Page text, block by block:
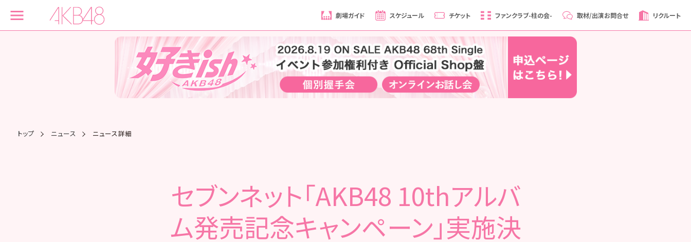
劇場ガイド スケジュール チケット ファンクラブ-柱の会- 取材/出演お問合せ リクルート
トップ ニュース ニュース詳細
セブンネット「AKB48 10thアルバ
ム発売記念キャンペーン」実施決